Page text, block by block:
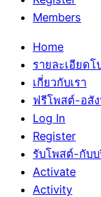
Members
Home
รายละเอียด
เกี่ยวกับเรา
ฟรีโพสต์-อสั
Log In
Register
รับโพสต์-กับ
Activate
Activity